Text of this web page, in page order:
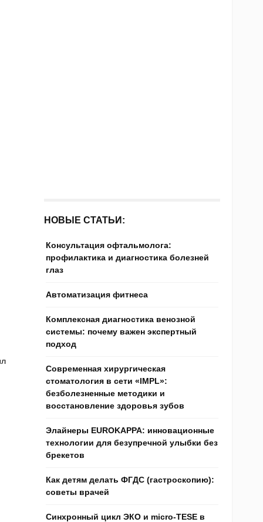
НОВЫЕ СТАТЬИ:
Консультация офтальмолога:
профилактика и диагностика болезней
глаз
Автоматизация фитнеса
Комплексная диагностика венозной
системы: почему важен экспертный
подход
Современная хирургическая
стоматология в сети «IMPL»:
безболезненные методики и
восстановление здоровья зубов
Элайнеры EUROKAPPA: инновационные
технологии для безупречной улыбки без
брекетов
Как детям делать ФГДС (гастроскопию):
советы врачей
Синхронный цикл ЭКО и micro-TESE в